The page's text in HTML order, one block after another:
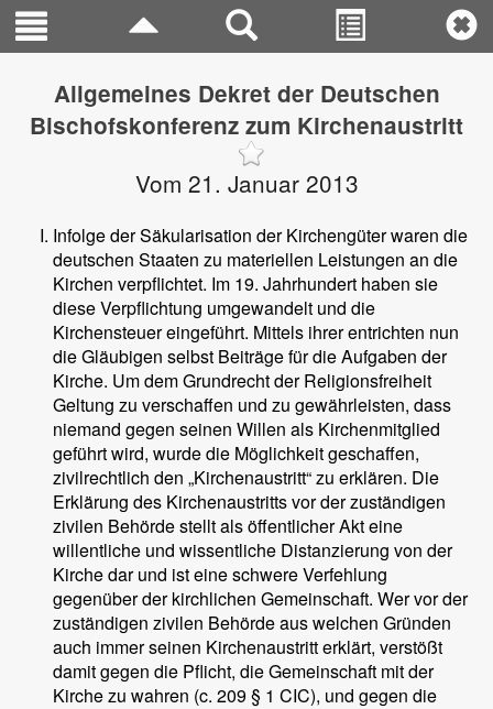
Allgemeines Dekret der Deutschen
Bischofskonferenz zum Kirchenaustritt
Vom 21. Januar 2013
Infolge der Säkularisation der Kirchengüter waren die
deutschen Staaten zu materiellen Leistungen an die
Kirchen verpflichtet. Im 19. Jahrhundert haben sie
diese Verpflichtung umgewandelt und die
Kirchensteuer eingeführt. Mittels ihrer entrichten nun
die Gläubigen selbst Beiträge für die Aufgaben der
Kirche. Um dem Grundrecht der Religionsfreiheit
Geltung zu verschaffen und zu gewährleisten, dass
niemand gegen seinen Willen als Kirchenmitglied
geführt wird, wurde die Möglichkeit geschaffen,
zivilrechtlich den „Kirchenaustritt“ zu erklären. Die
Erklärung des Kirchenaustritts vor der zuständigen
zivilen Behörde stellt als öffentlicher Akt eine
willentliche und wissentliche Distanzierung von der
Kirche dar und ist eine schwere Verfehlung
gegenüber der kirchlichen Gemeinschaft. Wer vor der
zuständigen zivilen Behörde aus welchen Gründen
auch immer seinen Kirchenaustritt erklärt, verstößt
damit gegen die Pflicht, die Gemeinschaft mit der
Kirche zu wahren (c. 209 § 1 CIC), und gegen die